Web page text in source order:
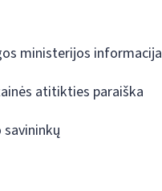
ministerijos informacija
atitikties paraiška